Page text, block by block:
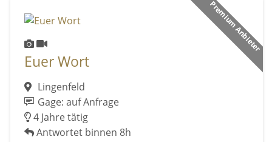
Premium Anbieter
Euer Wort
Lingenfeld
Gage: auf Anfrage
4 Jahre tätig
Antwortet binnen 8h